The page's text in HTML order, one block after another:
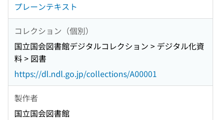
プレーンテキスト
コレクション（個別）
国立国会図書館デジタルコレクション > デジタル化資
料 > 図書
https://dl.ndl.go.jp/collections/A00001
製作者
国立国会図書館